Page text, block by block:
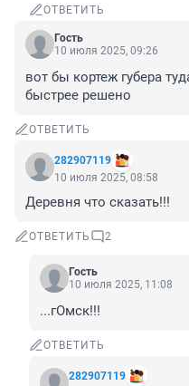
ОТВЕТИТЬ
Гость
10 июля 2025, 09:26
вот бы кортеж губера
быстрее решено
ОТВЕТИТЬ
282907119
10 июля 2025, 08:58
Деревня что сказать!!!
ОТВЕТИТЬ 2
Гость
10 июля 2025, 11:08
...гОмск!!!
ОТВЕТИТЬ
282907119